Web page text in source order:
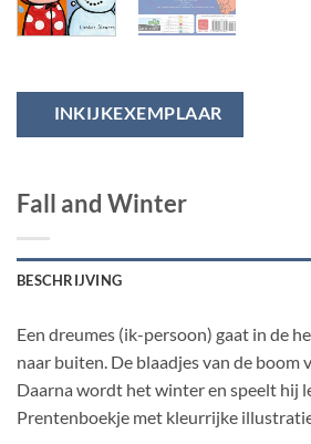
INKIJKEXEMPLAAR
Fall and Winter
BESCHRIJVING
Een dreumes (ik-persoon) gaat in de
naar buiten. De blaadjes van de boom
Daarna wordt het winter en speelt hij
Prentenboekje met kleurrijke